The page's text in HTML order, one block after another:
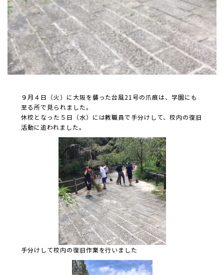
９月４日（火）に大阪を襲った台風21号の爪痕は、学園にも
至る所で見られました。
休校となった５日（水）には教職員で手分けして、校内の復旧
活動に追われました。
手分けして校内の復旧作業を行いました